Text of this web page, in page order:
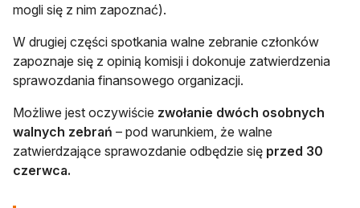
mogli się z nim zapoznać).
W drugiej części spotkania walne zebranie członków
zapoznaje się z opinią komisji i dokonuje zatwierdzenia
sprawozdania finansowego organizacji.
Możliwe jest oczywiście zwołanie dwóch osobnych
walnych zebrań – pod warunkiem, że walne
zatwierdzające sprawozdanie odbędzie się przed 30
czerwca.